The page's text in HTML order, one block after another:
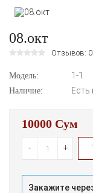
08.окт
Отзывов: 0
Модель: 1-1
Наличие: Есть
10000 Сум
- +
Закажите